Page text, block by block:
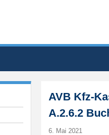
AVB Kfz-
A.2.6.2
6. Mai 2021